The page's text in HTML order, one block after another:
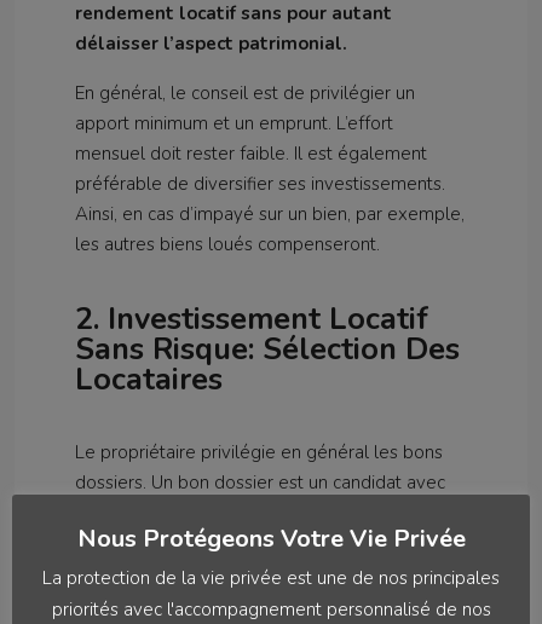
rendement locatif sans pour autant
délaisser l’aspect patrimonial.
En général, le conseil est de privilégier un
apport minimum et un emprunt. L’effort
mensuel doit rester faible. Il est également
préférable de diversifier ses investissements.
Ainsi, en cas d’impayé sur un bien, par exemple,
les autres biens loués compenseront.
2. Investissement Locatif
Sans Risque: Sélection Des
Locataires
Le propriétaire privilégie en général les bons
dossiers. Un bon dossier est un candidat avec
les pièces constituant le dossier. Il est interdit
de demander aux candidats à la location les
documents suivants :
Nous Protégeons Votre Vie Privée
La protection de la vie privée est une de nos principales
priorités avec l'accompagnement personnalisé de nos